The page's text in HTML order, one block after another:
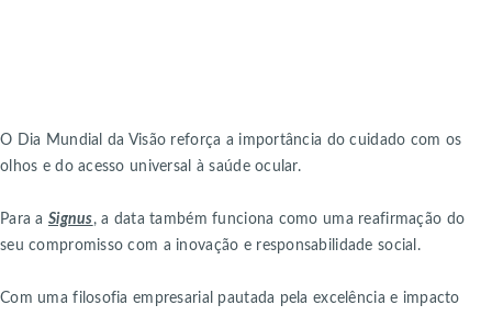
O Dia Mundial da Visão reforça a importância do cuidado com os
olhos e do acesso universal à saúde ocular.
Para a Signus, a data também funciona como uma reafirmação do
seu compromisso com a inovação e responsabilidade social.
Com uma filosofia empresarial pautada pela excelência e impacto